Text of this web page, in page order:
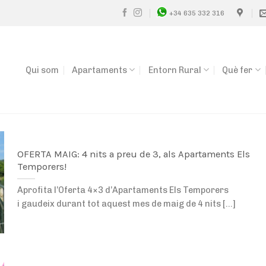
+34 635 332 316
Qui som Apartaments Entorn Rural Què fer
OFERTA MAIG: 4 nits a preu de 3, als Apartaments Els
Temporers!
Aprofita l’Oferta 4×3 d’Apartaments Els Temporers
i gaudeix durant tot aquest mes de maig de 4 nits [...]